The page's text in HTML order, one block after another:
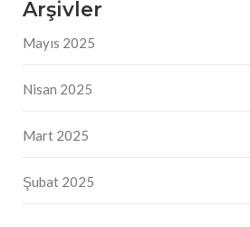
Arşivler
Mayıs 2025
Nisan 2025
Mart 2025
Şubat 2025